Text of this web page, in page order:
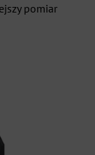
pomiar